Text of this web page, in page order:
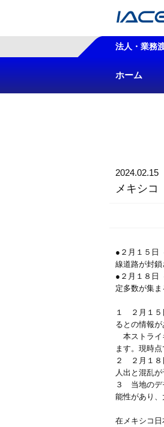
法人・業務
ホーム
2024.02.15
メキシコ
●２月１５日
線道路が封鎖
●２月１８日
定多数が集
１ ２月１５
るとの情報
本ストライ
ます。現時
２ ２月１８
人出と混乱
３ 当地のデ
能性があり
在メキシコ